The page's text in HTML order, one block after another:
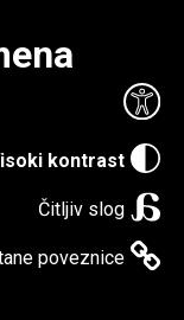
kontrast
Čitljiv slog
poveznice